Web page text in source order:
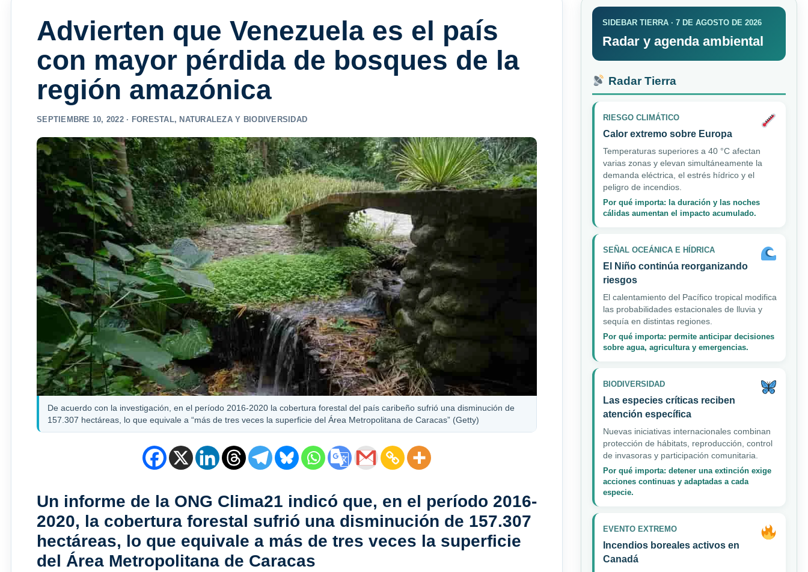
Advierten que Venezuela es el país
con mayor pérdida de bosques de la
región amazónica
SEPTIEMBRE 10, 2022 · FORESTAL, NATURALEZA Y BIODIVERSIDAD
De acuerdo con la investigación, en el período 2016-2020 la cobertura forestal del país caribeño sufrió una disminución de
157.307 hectáreas, lo que equivale a “más de tres veces la superficie del Área Metropolitana de Caracas” (Getty)
Un informe de la ONG Clima21 indicó que, en el período 2016-
2020, la cobertura forestal sufrió una disminución de 157.307
hectáreas, lo que equivale a más de tres veces la superficie
del Área Metropolitana de Caracas
SIDEBAR TIERRA · 7 DE AGOSTO DE 2026
Radar y agenda ambiental
Radar Tierra
RIESGO CLIMÁTICO
Calor extremo sobre Europa
Temperaturas superiores a 40 °C afectan
varias zonas y elevan simultáneamente la
demanda eléctrica, el estrés hídrico y el
peligro de incendios.
Por qué importa: la duración y las noches
cálidas aumentan el impacto acumulado.
SEÑAL OCEÁNICA E HÍDRICA
El Niño continúa reorganizando
riesgos
El calentamiento del Pacífico tropical modifica
las probabilidades estacionales de lluvia y
sequía en distintas regiones.
Por qué importa: permite anticipar decisiones
sobre agua, agricultura y emergencias.
BIODIVERSIDAD
Las especies críticas reciben
atención específica
Nuevas iniciativas internacionales combinan
protección de hábitats, reproducción, control
de invasoras y participación comunitaria.
Por qué importa: detener una extinción exige
acciones continuas y adaptadas a cada
especie.
EVENTO EXTREMO
Incendios boreales activos en
Canadá